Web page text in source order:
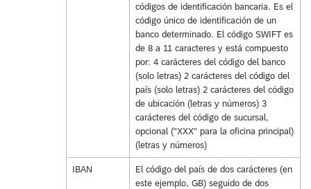
códigos de identificación bancaria. Es el
código único de identificación de un
banco determinado. El código SWIFT es
de 8 a 11 caracteres y está compuesto
por: 4 carácteres del código del banco
(solo letras) 2 carácteres del código del
país (solo letras) 2 carácteres del código
de ubicación (letras y números) 3
carácteres del código de sucursal,
opcional ("XXX" para la oficina principal)
(letras y números)
IBAN
El código del país de dos carácteres (en
este ejemplo, GB) seguido de dos